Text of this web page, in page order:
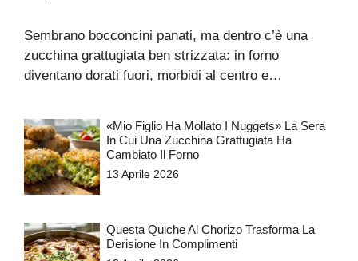
Sembrano bocconcini panati, ma dentro c’è una
zucchina grattugiata ben strizzata: in forno
diventano dorati fuori, morbidi al centro e…
«Mio Figlio Ha Mollato I Nuggets» La Sera
In Cui Una Zucchina Grattugiata Ha
Cambiato Il Forno
13 Aprile 2026
Questa Quiche Al Chorizo ​​trasforma La
Derisione In Complimenti